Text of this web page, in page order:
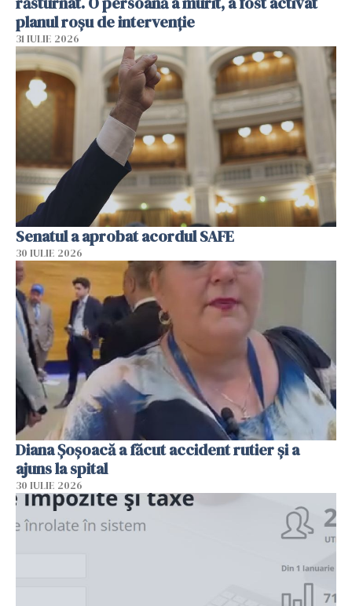
planul roșu de intervenție
31 IULIE 2026
Senatul a aprobat acordul SAFE
30 IULIE 2026
Diana Șoșoacă a făcut accident rutier și a
ajuns la spital
30 IULIE 2026